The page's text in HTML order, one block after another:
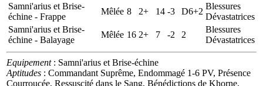
Samni'arius et Brise-
échine - Frappe
Mêlée 8 2+ 14 -3 D6+2
Blessures
Dévastatrices
Samni'arius et Brise-
échine - Balayage
Mêlée 16 2+ 7 -2 2
Blessures
Dévastatrices
Equipement: Samni'arius et Brise-échine
Aptitudes : Commandant Suprême, Endommagé 1-6 PV, Présence
Courroucée, Ressuscité dans le Sang, Bénédictions de Khorne,